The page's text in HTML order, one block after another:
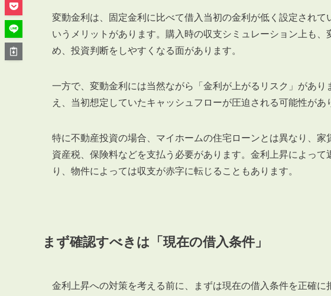
投資不動産を売却したい方
賃貸管理を依頼したい方
マンションの自主管理について
アパートの監視カメラ設置について
賃貸
仲介
03-6262-9556
変動金利は、固定金利に比べて借入当初の金利が低く設定され
いうメリットがあります。購入時の収支シミュレーション上も
め、投資判断をしやすくなる面があります。
一方で、変動金利には当然ながら「金利が上がるリスク」があ
え、当初想定していたキャッシュフローが圧迫される可能性があ
特に不動産投資の場合、マイホームの住宅ローンとは異なり、
資産税、保険料などを支払う必要があります。金利上昇によっ
り、物件によっては収支が赤字に転じることもあります。
まず確認すべきは「現在の借入条件」
金利上昇への対策を考える前に、まずは現在の借入条件を正確に